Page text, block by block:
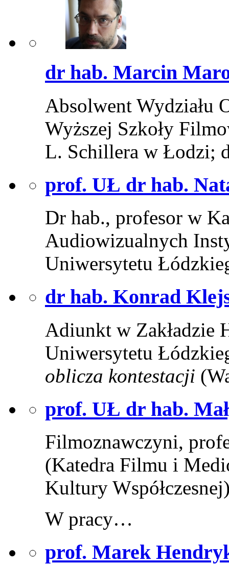
dr hab. Marcin
Absolwent Wydziału
Wyższej Szkoły
L. Schillera w Łodzi;
prof. UŁ dr hab.
Dr hab., profesor w
Audiowizualnych
Uniwersytetu
dr hab. Konrad
Adiunkt w Zakładzie
Uniwersytetu
oblicza kontestacji
prof. UŁ dr hab.
Filmoznawczyni,
(Katedra Filmu i
Kultury
W pracy…
prof. Marek